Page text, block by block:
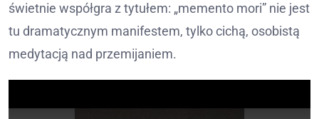
świetnie współgra z tytułem: „memento mori” nie jest
tu dramatycznym manifestem, tylko cichą, osobistą
medytacją nad przemijaniem.